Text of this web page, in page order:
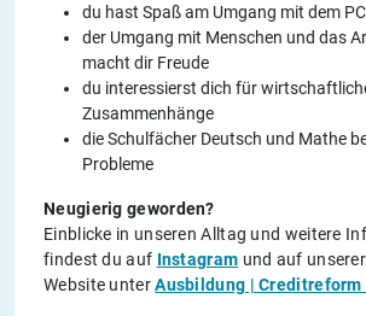
du hast Spaß am Umgang mit dem PC
der Umgang mit Menschen und das
macht dir Freude
du interessierst dich für
Zusammenhänge
die Schulfächer Deutsch und Mathe
Probleme
Neugierig geworden?
Einblicke in unseren Alltag und weitere
findest du auf Instagram und auf unserer
Website unterAusbildung | Creditreform